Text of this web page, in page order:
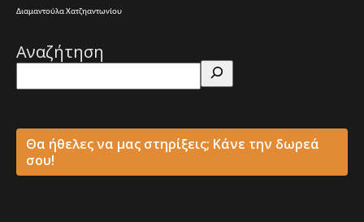
Διαμαντούλα Χατζηαντωνίου
Αναζήτηση
Θα ήθελες να μας στηρίξεις; Κάνε την δωρεά
σου!